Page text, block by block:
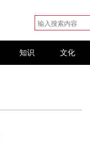
知识 文化